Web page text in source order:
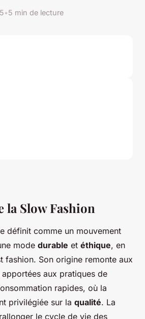
•5 min de lecture
Slow Fashion
définit comme un mouvement
mode durable et éthique, en
fashion. Son origine remonte aux
aux pratiques de
rapides, où la
privilégiée sur la qualité. La
le cycle de vie des